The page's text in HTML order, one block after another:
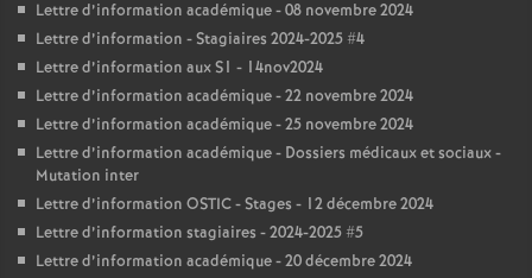
Lettre d’information académique - 08 novembre 2024
Lettre d’information - Stagiaires 2024-2025 #4
Lettre d’information aux S1 - 14nov2024
Lettre d’information académique - 22 novembre 2024
Lettre d’information académique - 25 novembre 2024
Lettre d’information académique - Dossiers médicaux et sociaux -
Mutation inter
Lettre d’information OSTIC - Stages - 12 décembre 2024
Lettre d’information stagiaires - 2024-2025 #5
Lettre d’information académique - 20 décembre 2024